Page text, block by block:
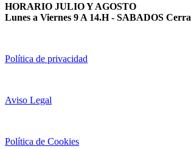
HORARIO JULIO Y AGOSTO
Lunes a Viernes 9 A 14.H - SABADOS
Política de privacidad
Aviso Legal
Política de Cookies